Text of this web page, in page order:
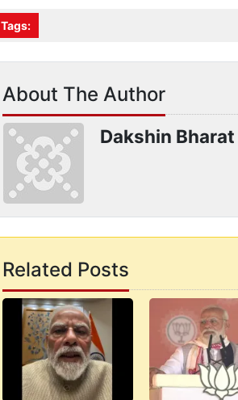
Tags:
About The Author
Dakshin Bharat
Related Posts